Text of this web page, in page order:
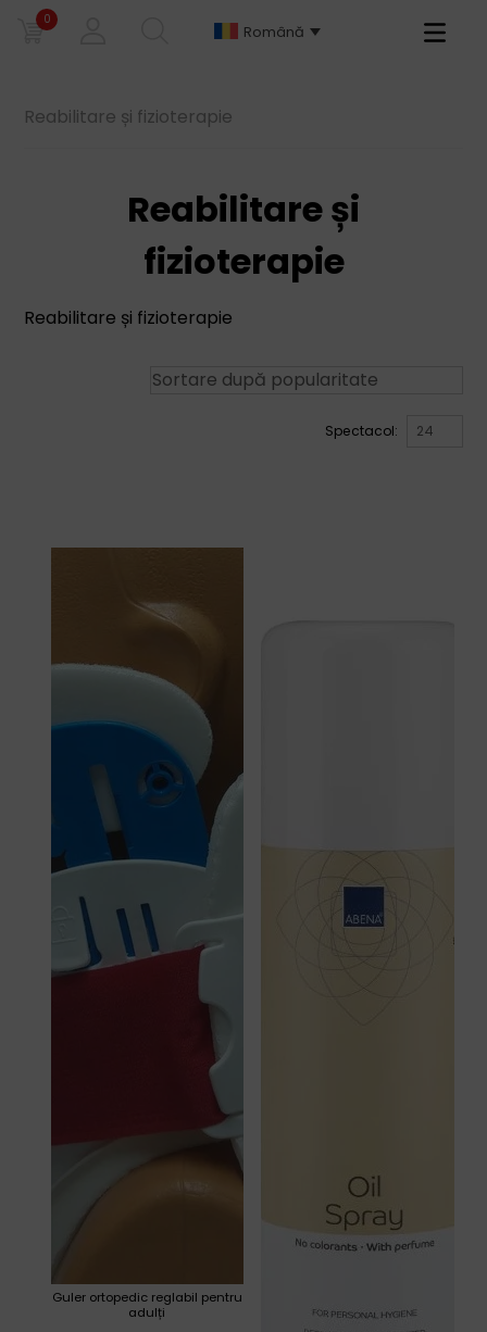
0
Română
Primary
Reabilitare și fizioterapie
Reabilitare și
fizioterapie
Reabilitare și fizioterapie
Spectacol:
Guler ortopedic reglabil pentru
adulți